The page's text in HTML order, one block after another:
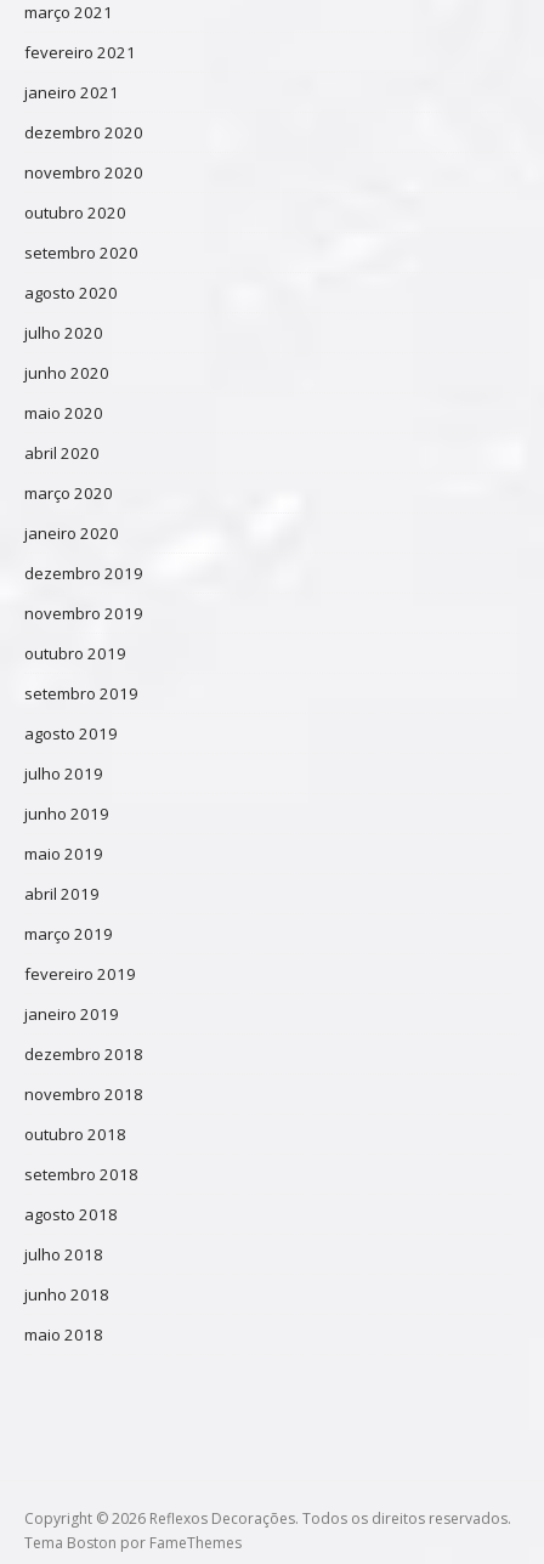
março 2021
fevereiro 2021
janeiro 2021
dezembro 2020
novembro 2020
outubro 2020
setembro 2020
agosto 2020
julho 2020
junho 2020
maio 2020
abril 2020
março 2020
janeiro 2020
dezembro 2019
novembro 2019
outubro 2019
setembro 2019
agosto 2019
julho 2019
junho 2019
maio 2019
abril 2019
março 2019
fevereiro 2019
janeiro 2019
dezembro 2018
novembro 2018
outubro 2018
setembro 2018
agosto 2018
julho 2018
junho 2018
maio 2018
Copyright © 2026 Reflexos Decorações. Todos os direitos reservados.
Tema Boston por FameThemes